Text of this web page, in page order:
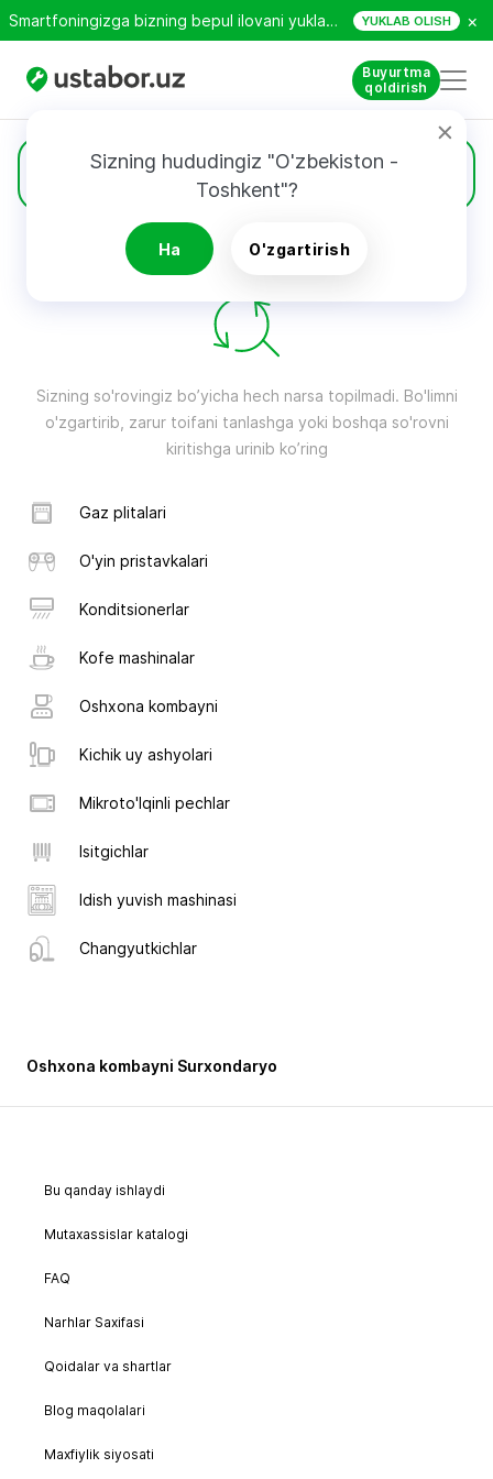
Smartfoningizga bizning bepul ilovani yuklab oling! YUKLAB OLISH ×
Buyurtma
qoldirish
Sizning hududingiz "O'zbekiston -
Toshkent"?
Ha O'zgartirish
Oshxona kombayni
QIDIRUV NATIJALARI
Sizning so'rovingiz bo’yicha hech narsa topilmadi. Bo'limni
o'zgartirib, zarur toifani tanlashga yoki boshqa so'rovni
kiritishga urinib ko’ring
Gaz plitalari
O'yin pristavkalari
Konditsionerlar
Kofe mashinalar
Oshxona kombayni
Kichik uy ashyolari
Mikroto'lqinli pechlar
Isitgichlar
Idish yuvish mashinasi
Changyutkichlar
Oshxona kombayni Surxondaryo
Bu qanday ishlaydi
Mutaxassislar katalogi
FAQ
Narhlar Saxifasi
Qoidalar va shartlar
Blog maqolalari
Maxfiylik siyosati